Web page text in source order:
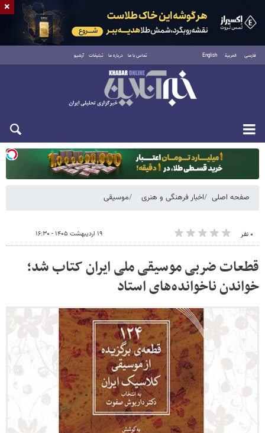
فارسی العربية English تماس با ما درباره ما تبلیغات آرشیو
یکشنبه ۱۸ مرداد ۱۴۰۵
صفحه اصلی اخبار فرهنگی و هنری موسیقی
۰ نفر ۱۹ اردیبهشت ۱۴۰۵ - ۱۶:۳۰
قطعات ضربی موسیقی ملی ایران کتاب شد؛
خواندن ناخوانده‌های استاد
×